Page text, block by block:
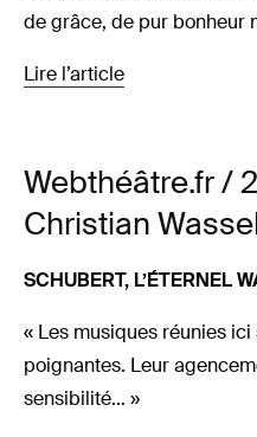
de grâce, de pur bonheur
Lire l’article
Webthéâtre.fr /
Christian
SCHUBERT, L’ÉTERNEL
« Les musiques réunies
poignantes. Leur
sensibilité… »